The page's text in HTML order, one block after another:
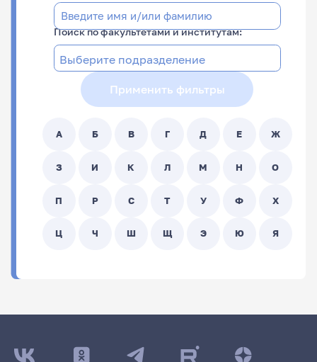
Поиск по факультетами и институтам:
Применить фильтры
А Б В Г Д Е Ж
З И К Л М Н О
П Р С Т У Ф Х
Ц Ч Ш Щ Э Ю Я